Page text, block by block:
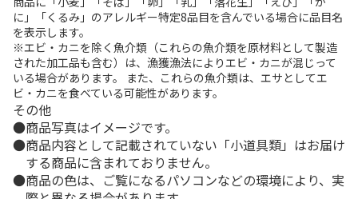
に」「くるみ」のアレルギー特定8品目を含んでいる場合に品目名
を表示します。
※エビ・カニを除く魚介類（これらの魚介類を原材料として製造
された加工品も含む）は、漁獲漁法によりエビ・カニが混じって
いる場合があります。 また、これらの魚介類は、エサとしてエ
ビ・カニを食べている可能性があります。
その他
商品写真はイメージです。
商品内容として記載されていない「小道具類」はお届け
する商品に含まれておりません。
商品の色は、ご覧になるパソコンなどの環境により、実